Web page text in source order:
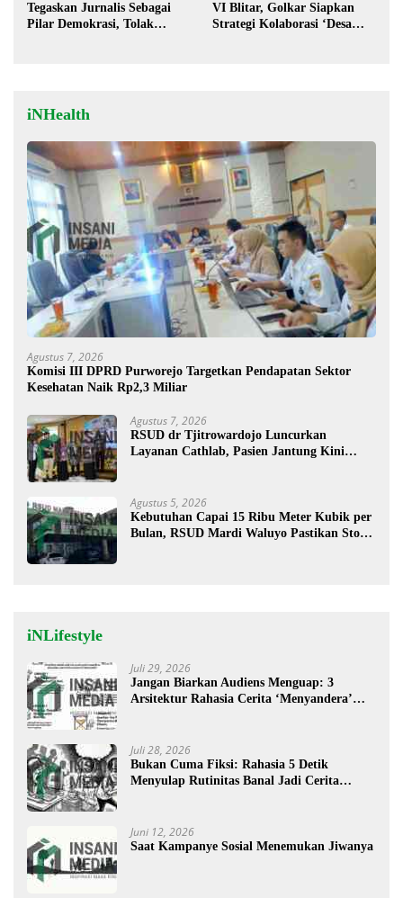
Tegaskan Jurnalis Sebagai
Pilar Demokrasi, Tolak
VI Blitar, Golkar Siapkan
Strategi Kolaborasi ‘Desa
iNHealth
Agustus 7, 2026
Komisi III DPRD Purworejo Targetkan Pendapatan Sektor
Kesehatan Naik Rp2,3 Miliar
Agustus 7, 2026
RSUD dr Tjitrowardojo Luncurkan
Layanan Cathlab, Pasien Jantung Kini
Agustus 5, 2026
Kebutuhan Capai 15 Ribu Meter Kubik per
Bulan, RSUD Mardi Waluyo Pastikan Stok
iNLifestyle
Juli 29, 2026
Jangan Biarkan Audiens Menguap: 3
Arsitektur Rahasia Cerita ‘Menyandera’
Juli 28, 2026
Bukan Cuma Fiksi: Rahasia 5 Detik
Menyulap Rutinitas Banal Jadi Cerita
Juni 12, 2026
Saat Kampanye Sosial Menemukan Jiwanya